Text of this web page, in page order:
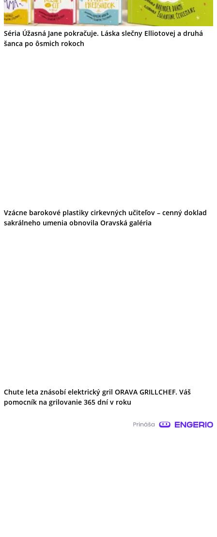
Séria Úžasná Jane pokračuje. Láska slečny Elliotovej a druhá
šanca po ôsmich rokoch
Vzácne barokové plastiky cirkevných učiteľov – cenný doklad
sakrálneho umenia obnovila Oravská galéria
Chute leta znásobí elektrický gril ORAVA GRILLCHEF. Váš
pomocník na grilovanie 365 dní v roku